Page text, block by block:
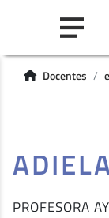
Docentes
PROFESORA